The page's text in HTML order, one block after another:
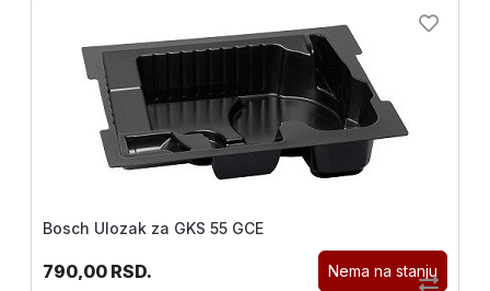
Bosch Ulozak za GKS 55 GCE
790,00 RSD. Nema na stanju